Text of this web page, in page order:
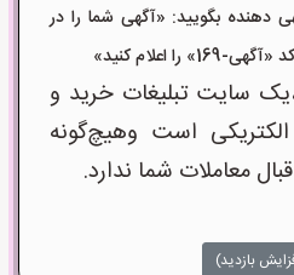
دهنده بگویید: «آگهی شما را در
اعلام کنید»
سایت تبلیغات خرید و
است وهیچ‌گونه
معاملات شما ندارد.
بازدید)